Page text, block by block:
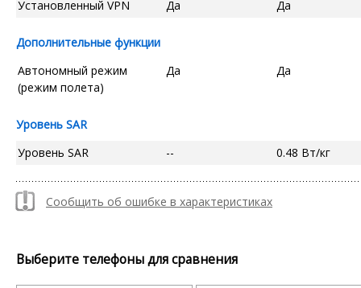
Установленный VPN Да Да
Дополнительные функции
Автономный режим
(режим полета)
Да Да
Уровень SAR
Уровень SAR
-- 0.48 Вт/кг
Сообщить об ошибке в характеристиках
Выберите телефоны для сравнения